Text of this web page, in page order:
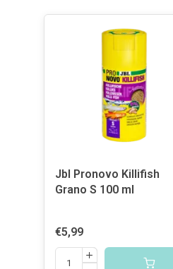
Jbl Pronovo Killifish
Grano S 100 ml
€5,99